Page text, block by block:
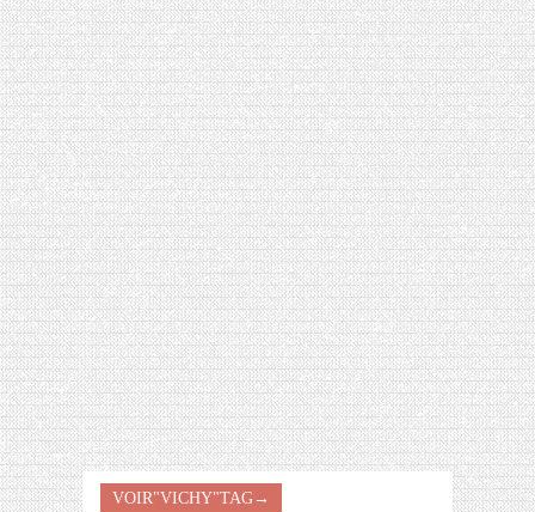
AUTRES
[VIDÉO] UNBOXING : LES MY LITTLE &
BIOTYFULL BOX DES MOIS DE FÉVRIER ET
MARS 2024 FEAT. AKILA
[VIDÉO] LA SÉLECTION DU MOIS
#JANVIER2024
[VIDÉO] HELLOFRESH #34 : IDÉES
RECETTES RISOTTO
VOIR"VICHY"TAG→
[Revue] La gamme fermeté Liftactiv Supreme